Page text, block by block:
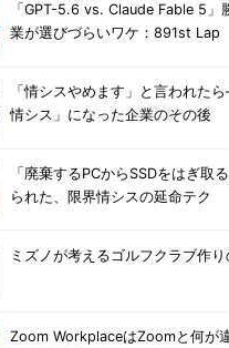
「GPT-5.6 vs. Claude Fable 5」
業が選びづらいワケ：891st Lap
「情シスやめます」と言われた
情シス」になった企業のその後
「廃棄するPCからSSDをはぎ取
られた、限界情シスの延命テク
ミズノが考えるゴルフクラブ作り
Zoom WorkplaceはZoomと何が